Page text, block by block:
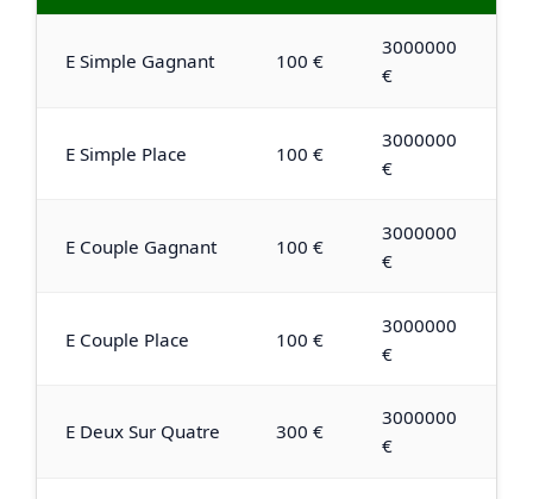
E Simple Gagnant 100 €
3000000
€
E Simple Place 100 €
3000000
€
E Couple Gagnant 100 €
3000000
€
E Couple Place 100 €
3000000
€
E Deux Sur Quatre 300 €
3000000
€